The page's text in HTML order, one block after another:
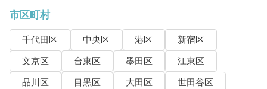
市区町村
千代田区 中央区 港区
新宿区
文京区
台東区 墨田区
江東区
品川区
目黒区 大田区
世田谷区